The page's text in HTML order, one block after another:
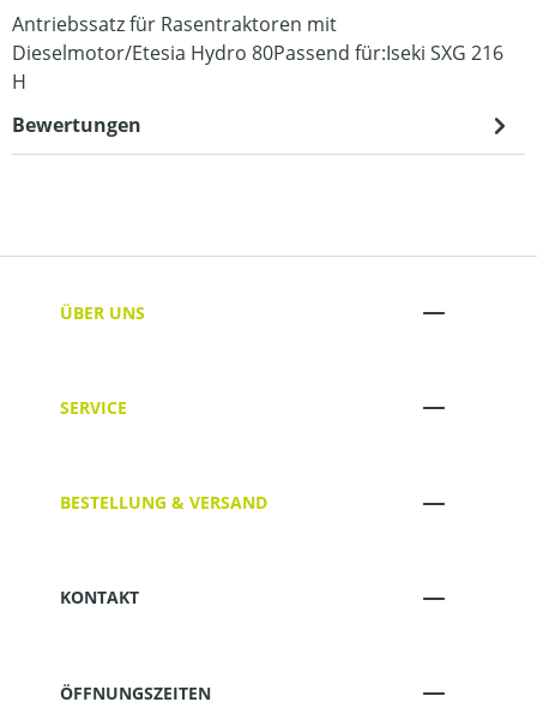
Antriebssatz für Rasentraktoren mit
Dieselmotor/Etesia Hydro 80Passend für:Iseki SXG 216
H
Bewertungen
ÜBER UNS
SERVICE
BESTELLUNG & VERSAND
KONTAKT
ÖFFNUNGSZEITEN